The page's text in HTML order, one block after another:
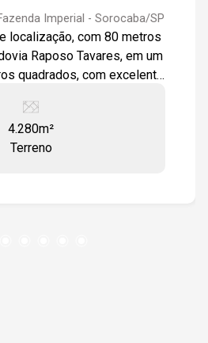
Imperial - Sorocaba/SP
localização, com 80 metros
Raposo Tavares, em um
quadrados, com excelente
4.280m²
Terreno